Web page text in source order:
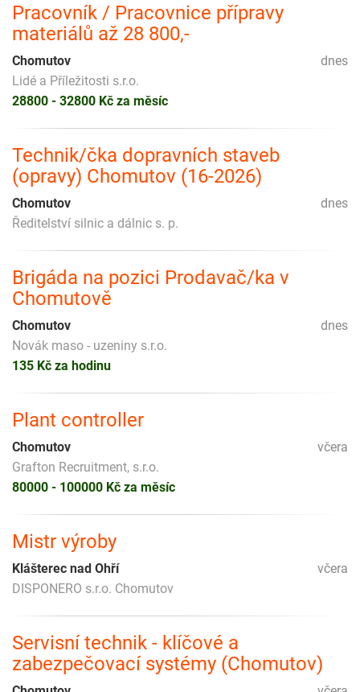
Pracovník / Pracovnice přípravy
materiálů až 28 800,-
dnes
Chomutov
Lidé a Příležitosti s.r.o.
28800 - 32800 Kč za měsíc
Technik/čka dopravních staveb
(opravy) Chomutov (16-2026)
dnes
Chomutov
Ředitelství silnic a dálnic s. p.
Brigáda na pozici Prodavač/ka v
Chomutově
dnes
Chomutov
Novák maso - uzeniny s.r.o.
135 Kč za hodinu
Plant controller
včera
Chomutov
Grafton Recruitment, s.r.o.
80000 - 100000 Kč za měsíc
Mistr výroby
včera
Klášterec nad Ohří
DISPONERO s.r.o. Chomutov
Servisní technik - klíčové a
zabezpečovací systémy (Chomutov)